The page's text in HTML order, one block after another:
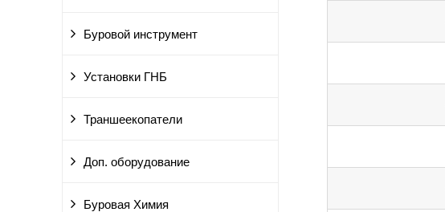
Буровой инструмент
Установки ГНБ
Траншеекопатели
Доп. оборудование
Буровая Химия